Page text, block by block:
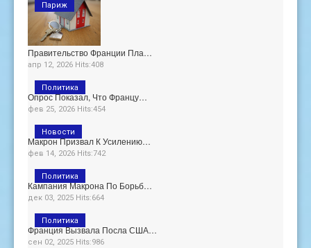
Правительство Франции Пла…
апр 12, 2026 Hits:408
Париж
Опрос Показал, Что Францу…
фев 25, 2026 Hits:454
Политика
Макрон Призвал К Усилению…
фев 14, 2026 Hits:742
Новости
Кампания Макрона По Борьб…
дек 03, 2025 Hits:664
Политика
Франция Вызвала Посла США…
сен 02, 2025 Hits:986
Политика